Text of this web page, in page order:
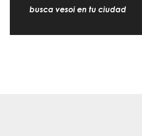
busca vesoi en tu ciudad